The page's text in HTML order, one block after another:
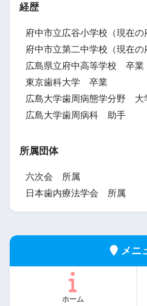
経歴
府中市立広谷小学校（現在
府中市立第二中学校（現在
広島県立府中高等学校 卒業
東京歯科大学 卒業
広島大学歯周病態学分野
広島大学歯周病科 助手
所属団体
六次会 所属
日本歯内療法学会 所属
メニ
ホーム